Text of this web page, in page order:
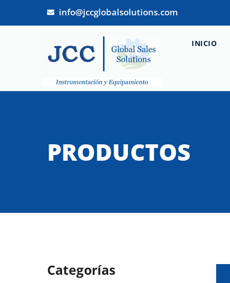
info@jccglobalsolutions.com
INICIO
PRODUCTOS
Categorías